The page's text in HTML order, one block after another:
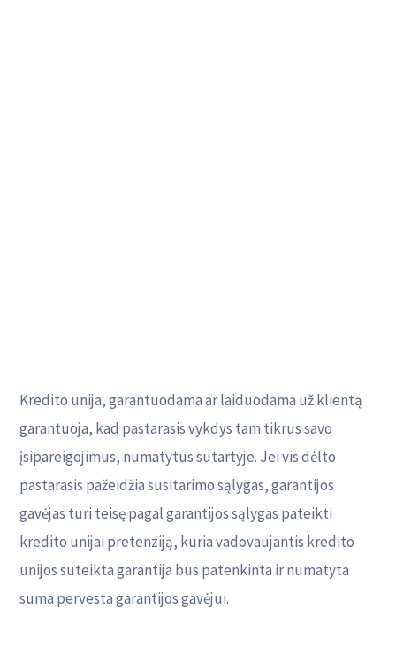
Kredito unija, garantuodama ar laiduodama už klientą
garantuoja, kad pastarasis vykdys tam tikrus savo
įsipareigojimus, numatytus sutartyje. Jei vis dėlto
pastarasis pažeidžia susitarimo sąlygas, garantijos
gavėjas turi teisę pagal garantijos sąlygas pateikti
kredito unijai pretenziją, kuria vadovaujantis kredito
unijos suteikta garantija bus patenkinta ir numatyta
suma pervesta garantijos gavėjui.